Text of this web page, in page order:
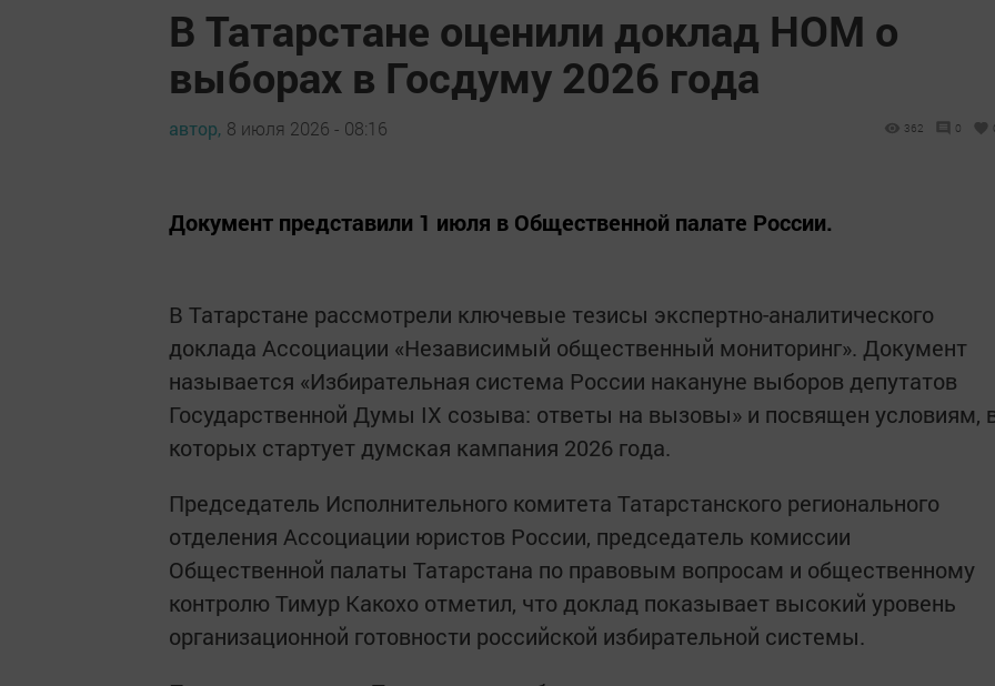
В Татарстане оценили доклад НОМ о
выборах в Госдуму 2026 года
автор, 8 июля 2026 - 08:16 362 0
Документ представили 1 июля в Общественной палате России.
В Татарстане рассмотрели ключевые тезисы экспертно-аналитического
доклада Ассоциации «Независимый общественный мониторинг». Документ
называется «Избирательная система России накануне выборов депутатов
Государственной Думы IX созыва: ответы на вызовы» и посвящен условиям,
которых стартует думская кампания 2026 года.
Председатель Исполнительного комитета Татарстанского регионального
отделения Ассоциации юристов России, председатель комиссии
Общественной палаты Татарстана по правовым вопросам и общественному
контролю Тимур Какохо отметил, что доклад показывает высокий уровень
организационной готовности российской избирательной системы.